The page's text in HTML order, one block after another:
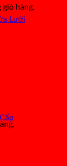
giỏ hàng.
Lưới